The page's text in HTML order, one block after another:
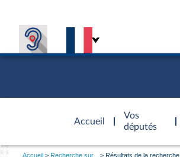
Accueil
d'accueil
Vos
députés
Vous
Accueil Recherche sur... Résultats de la recherche